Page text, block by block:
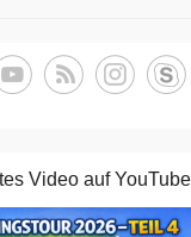
Video auf YouTube